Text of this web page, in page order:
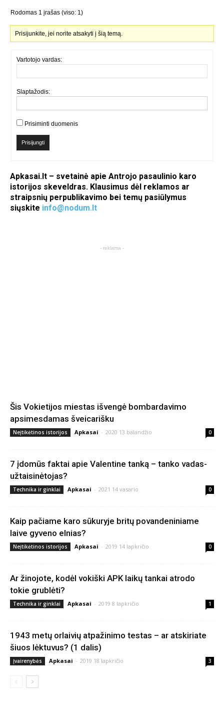
Rodomas 1 įrašas (viso: 1)
Prisijunkite, jei norite atsakyti į šią temą.
Vartotojo vardas:
Slaptažodis:
Prisiminti duomenis
Prisijungti
Apkasai.lt – svetainė apie Antrojo pasaulinio karo
istorijos skeveldras. Klausimus dėl reklamos ar
straipsnių perpublikavimo bei temų pasiūlymus
siųskite info@nodum.lt
- reklama -
Šis Vokietijos miestas išvengė bombardavimo
apsimesdamas šveicarišku
Neįtikėtinos istorijos Apkasai - 2020 13 balandžio 0
7 įdomūs faktai apie Valentine tanką – tanko vadas-
užtaisinėtojas?
Technika ir ginklai Apkasai - 2021 14 vasario 0
Kaip pačiame karo sūkuryje britų povandeniniame
laive gyveno elnias?
Neįtikėtinos istorijos Apkasai - 2019 14 lapkričio 0
Ar žinojote, kodėl vokiški APK laikų tankai atrodo
tokie grublėti?
Technika ir ginklai Apkasai - 2019 8 lapkričio 1
1943 metų orlaivių atpažinimo testas – ar atskiriate
šiuos lėktuvus? (1 dalis)
Įvairenybės Apkasai - 2019 18 lapkričio 3